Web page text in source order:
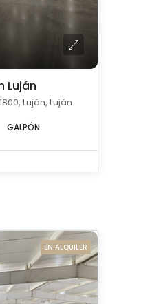
Luján
Luján, Luján
GALPÓN
EN ALQUILER